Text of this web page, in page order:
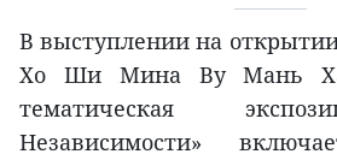
В выступлении на
Хо Ши Мина Ву Мань
тематическая
Независимости»